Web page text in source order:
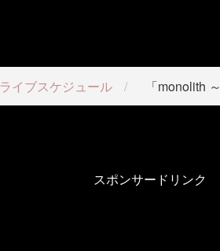
ライブスケジュール 「monolith
スポンサードリンク